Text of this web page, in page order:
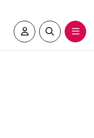
Espace adhérent•e
Rechercher